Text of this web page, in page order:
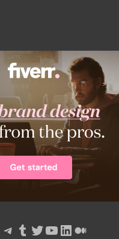
Telegram
Tumblr
Twitter
YouTube
LinkedIn
Medium